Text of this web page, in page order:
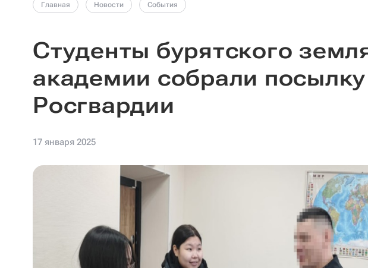
Главная Новости События
Студенты бурятского
академии собрали
Росгвардии
17 января 2025